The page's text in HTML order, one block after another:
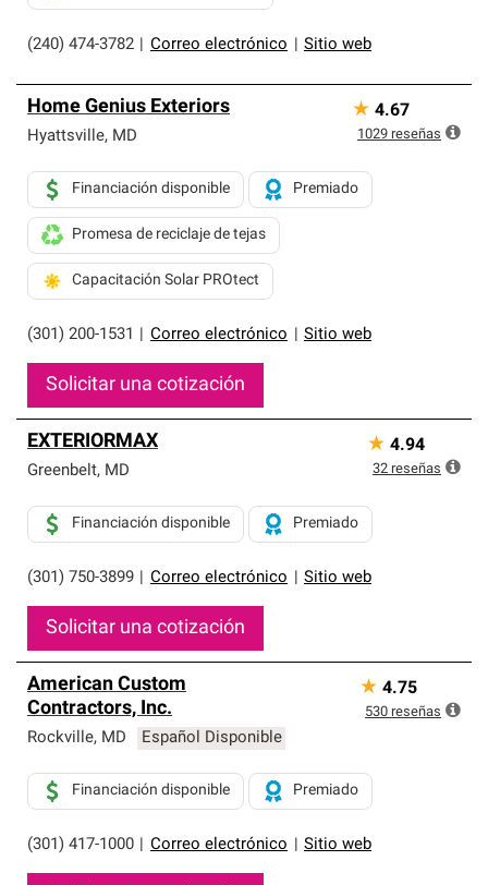
(240) 474-3782 Correo electrónico Sitio web
Home Genius Exteriors
Hyattsville, MD
(301) 200-1531 Correo electrónico Sitio web
Financiación disponible Premiado
Promesa de reciclaje de tejas
Capacitación Solar PROtect
Solicitar una cotización
★ 4.67
1029 reseñas
EXTERIORMAX
Greenbelt, MD
(301) 750-3899 Correo electrónico Sitio web
Financiación disponible Premiado
Solicitar una cotización
★ 4.94
32 reseñas
American Custom
Contractors, Inc.
Rockville, MD Español Disponible
(301) 417-1000 Correo electrónico Sitio web
Financiación disponible Premiado
★ 4.75
530 reseñas